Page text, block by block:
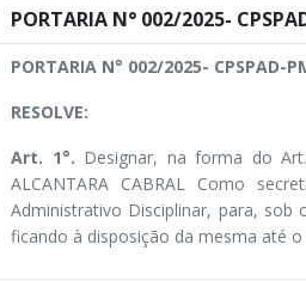
PORTARIA N° 002/2025-
PORTARIA N° 002/2025- CPSPAD-
RESOLVE:
Art. 1°. Designar, na forma do
ALCANTARA CABRAL Como
Administrativo Disciplinar, para, sob
ficando à disposição da mesma até